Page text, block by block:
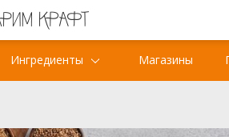
Ингредиенты Магазины